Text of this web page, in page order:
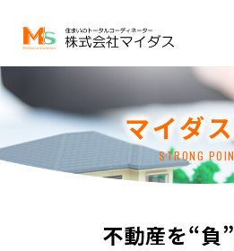
マイダス
STRONG
不動産を“負